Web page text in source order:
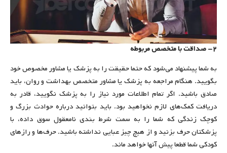
۲- صداقت با متخصص مربوطه
به شما پیشنهاد می‌شود که حتما حقیقت را به پزشک یا مشاور مخصوص خود
بگویید. هنگام مراجعه به پزشک یا مشاور متخصص بهداشت و روان، باید
صادق باشید. اگر تمام اطلاعات مورد نیاز را به پزشک نگویید، قادر به
دریافت کمک‌های لازم نخواهید بود. باید بتوانید درباره حوادث بزرگ و
کوچک زندگی که شما را به سمت شرط بندی نامعقول سوق داده، با
پزشکتان حرف بزنید و از هیچ چیز عبایی نداشته باشید. حرف‌ها و رازهای
کودکی شما قطعا پیش آنها خواهد ماند.